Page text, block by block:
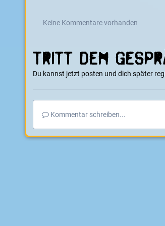
Keine Kommentare vorhanden
Tritt dem
Du kannst jetzt posten und dich später
Kommentar schreiben...